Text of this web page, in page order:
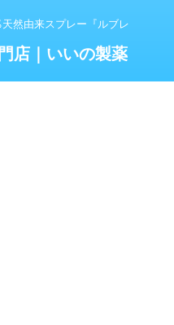
然由来スプレー『ルブレ
店｜いいの製薬